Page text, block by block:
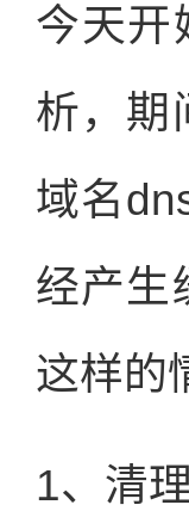
今天开
析，期
域名
经产生
这样的
1、清